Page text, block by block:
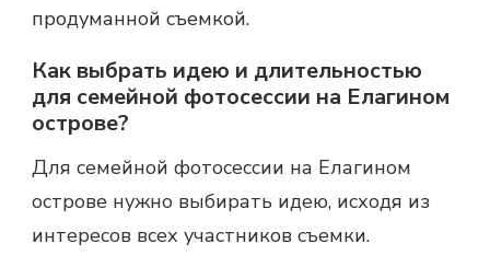
продуманной съемкой.
Как выбрать идею и длительностью
для семейной фотосессии на Елагином
острове?
Для семейной фотосессии на Елагином
острове нужно выбирать идею, исходя из
интересов всех участников съемки.